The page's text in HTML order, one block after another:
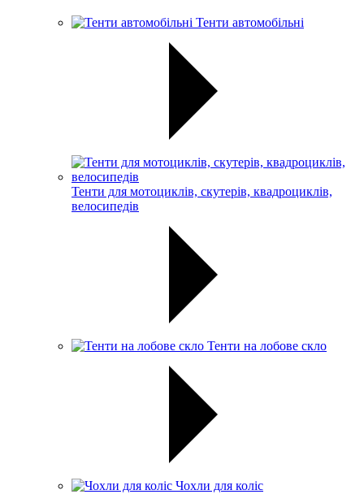
Тенти автомобільні
Тенти для мотоциклів, скутерів, квадроциклів,
велосипедів
Тенти на лобове скло
Чохли для коліс